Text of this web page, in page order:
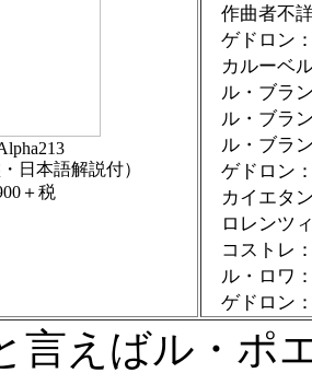
日本語解説付）
＋税
作曲者不
ゲドロン
カルーベ
ル・ブラ
ル・ブラ
ル・ブラ
ゲドロン
カイエタ
ロレンツ
コストレ
ル・ロワ
ゲドロン
言えばル・ポ